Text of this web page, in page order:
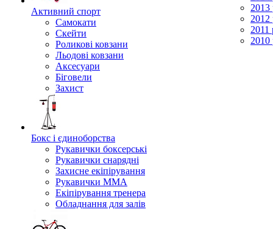
Активний спорт
Самокати
Скейти
Роликові ковзани
Льодові ковзани
Аксесуари
Біговели
Захист
Бокс і єдиноборства
Рукавички боксерські
Рукавички снарядні
Захисне екіпірування
Рукавички ММА
Екіпірування тренера
Обладнання для залів
2013
2012
2011
2010